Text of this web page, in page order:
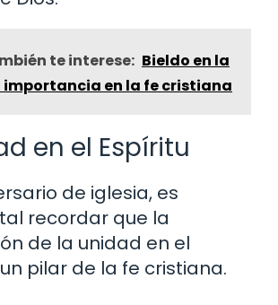
te interese: Bieldo en la
importancia en la fe cristiana
en el Espíritu
de iglesia, es
recordar que la
de la unidad en el
pilar de la fe cristiana.